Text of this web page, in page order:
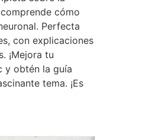
cómo
Perfecta
con explicaciones
¡Mejora tu
y obtén la guía
tema. ¡Es